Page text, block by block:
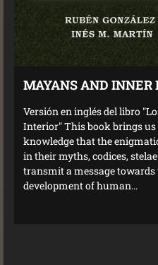
MAYANS AND INNER
Versión en inglés del libro
Interior" This book brings
knowledge that the
in their myths, codices,
transmit a message
development of human...